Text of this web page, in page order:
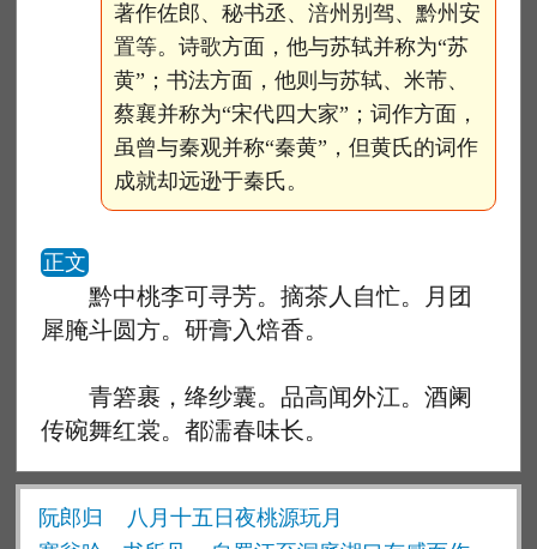
著作佐郎、秘书丞、涪州别驾、黔州安
置等。诗歌方面，他与苏轼并称为“苏
黄”；书法方面，他则与苏轼、米芾、
蔡襄并称为“宋代四大家”；词作方面，
虽曾与秦观并称“秦黄”，但黄氏的词作
成就却远逊于秦氏。
正文
黔中桃李可寻芳。摘茶人自忙。月团
犀腌斗圆方。研膏入焙香。
青箬裹，绛纱囊。品高闻外江。酒阑
传碗舞红裳。都濡春味长。
阮郎归
八月十五日夜桃源玩月